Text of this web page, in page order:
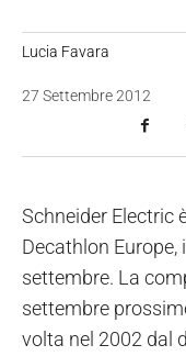
Lucia Favara
27 Settembre 2012
Schneider Electric
Decathlon
settembre. La
settembre
volta nel 2002 dal